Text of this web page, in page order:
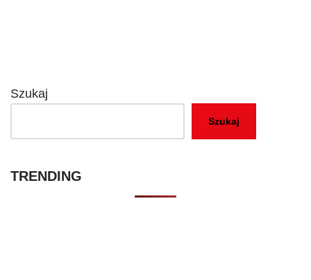
Szukaj
Szukaj
TRENDING